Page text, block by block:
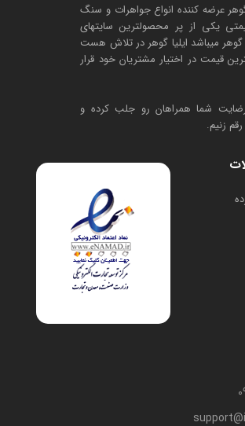
گوهر عرضه کننده انواع جواهرات و سنگ
یکی از پر محصولترین سایتهای
میباشد ایلیا گوهر در تلاش هست
قیمت در اختیار مشتریان خود قرار
رضایت شما همراهان رو جلب کرده و
زنیم.